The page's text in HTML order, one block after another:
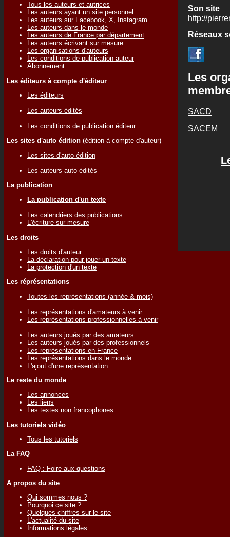
Tous les auteurs et autrices
Les auteurs ayant un site personnel
Les auteurs sur Facebook, X, Instagram
Les auteurs dans le monde
Les auteurs de France par département
Les auteurs écrivant sur mesure
Les organisations d'auteurs
Les conditions de publication auteur
Abonnement
Les éditeurs à compte d'éditeur
Les éditeurs
Les auteurs édités
Les conditions de publication éditeur
Les sites d'auto édition (édition à compte d'auteur)
Les sites d'auto-édition
Les auteurs auto-édités
La publication
La publication d'un texte
Les calendriers des publications
L'écriture sur mesure
Les droits
Les droits d'auteur
La déclaration pour jouer un texte
La protection d'un texte
Les réprésentations
Toutes les représentations (année & mois)
Les représentations d'amateurs à venir
Les représentations professionnelles à venir
Les auteurs joués par des amateurs
Les auteurs joués par des professionnels
Les représentations en France
Les représentations dans le monde
L'ajout d'une représentation
Le reste du monde
Les annonces
Les liens
Les textes non francophones
Les tutoriels vidéo
Tous les tutoriels
La FAQ
FAQ : Foire aux questions
A propos du site
Qui sommes nous ?
Pourquoi ce site ?
Quelques chiffres sur le site
L'actualité du site
Informations légales
Son site
http://
Réseaux
Les
SACD
SACEM